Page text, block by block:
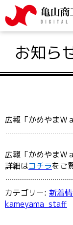
お知ら
広報「かめやまＷ
広報「かめやまＷ
詳細はコチラをご
カテゴリー: 新着
kameyama_staff